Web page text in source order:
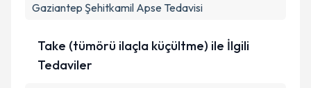
Gaziantep Şehitkamil Apse Tedavisi
Take (tümörü ilaçla küçültme) ile İlgili
Tedaviler